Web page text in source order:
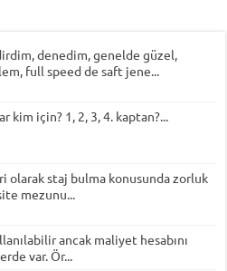
denedim, genelde güzel,
full speed de saft jene...
kim için? 1, 2, 3, 4. kaptan?...
olarak staj bulma konusunda zorluk
mezunu...
ancak maliyet hesabını
var. Ör...